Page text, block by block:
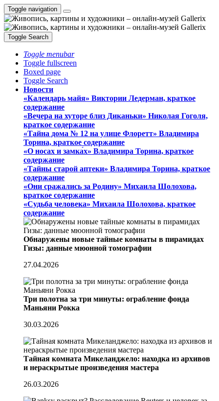
Toggle navigation
Toggle Search
Toggle menubar
Toggle fullscreen
Boxed page
Toggle Search
Новости
«Календарь майя» Виктории Ледерман, краткое
содержание
«Вечера на хуторе близ Диканьки» Николая Гоголя,
краткое содержание
«Тайна дома № 12 на улице Флоретт» Владимира
Торина, краткое содержание
«О носах и замка́х» Владимира Торина, краткое
содержание
«Тайны старой аптеки» Владимира Торина, краткое
содержание
«Они сражались за Родину» Михаила Шолохова,
краткое содержание
«Судьба человека» Михаила Шолохова, краткое
содержание
Обнаружены новые тайные комнаты в пирамидах
Гизы: данные мюонной томографии
27.04.2026
Три полотна за три минуты: ограбление фонда
Маньяни Рокка
30.03.2026
Тайная комната Микеланджело: находка из архивов
и нераскрытые произведения мастера
26.03.2026